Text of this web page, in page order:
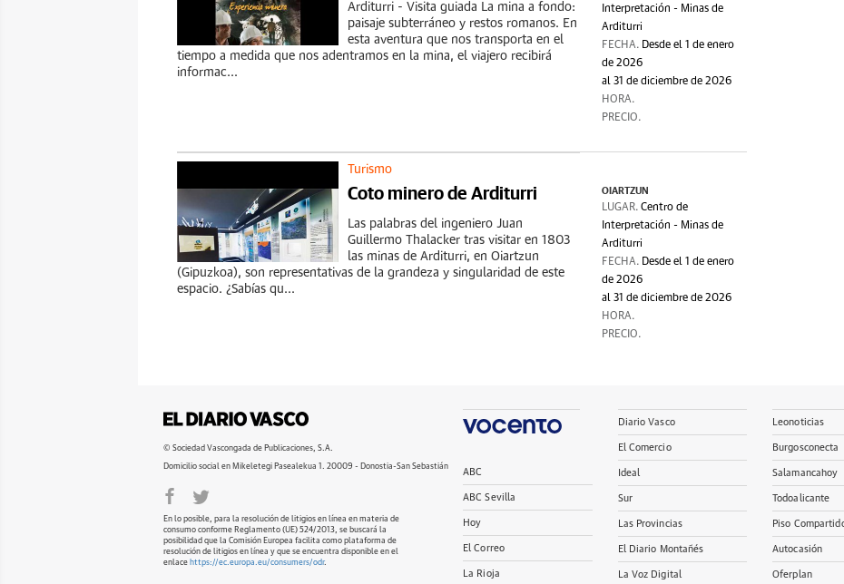
Arditurri - Visita guiada La mina a fondo:
paisaje subterráneo y restos romanos. En
esta aventura que nos transporta en el
tiempo a medida que nos adentramos en la mina, el viajero recibirá
informac...
Interpretación - Minas de
Arditurri
FECHA. Desde el 1 de enero
de 2026
al 31 de diciembre de 2026
HORA.
PRECIO.
Turismo
Coto minero de Arditurri
Las palabras del ingeniero Juan
Guillermo Thalacker tras visitar en 1803
las minas de Arditurri, en Oiartzun
(Gipuzkoa), son representativas de la grandeza y singularidad de este
espacio. ¿Sabías qu...
OIARTZUN
LUGAR.Centro de
Interpretación - Minas de
Arditurri
FECHA. Desde el 1 de enero
de 2026
al 31 de diciembre de 2026
HORA.
PRECIO.
© Sociedad Vascongada de Publicaciones, S.A.
Domicilio social en Mikeletegi Pasealekua 1. 20009 - Donostia-San Sebastián
En lo posible, para la resolución de litigios en línea en materia de
consumo conforme Reglamento (UE) 524/2013, se buscará la
posibilidad que la Comisión Europea facilita como plataforma de
resolución de litigios en línea y que se encuentra disponible en el
enlace https://ec.europa.eu/consumers/odr.
ABC
ABC Sevilla
Hoy
El Correo
La Rioja
Diario Vasco
El Comercio
Ideal
Sur
Las Provincias
El Diario Montañés
La Voz Digital
Leonoticias
Burgosconecta
Salamancahoy
Todoalicante
Piso
Autocasión
Oferplan